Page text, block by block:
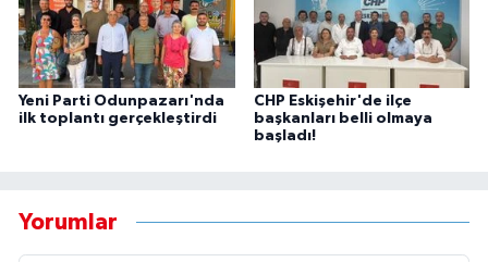
Yeni Parti Odunpazarı'nda
ilk toplantı gerçekleştirdi
CHP Eskişehir'de ilçe
başkanları belli olmaya
başladı!
Yorumlar